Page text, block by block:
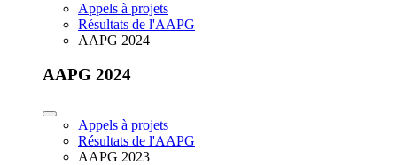
Appels à projets
Résultats de l'AAPG
AAPG 2024
AAPG 2024
Appels à projets
Résultats de l'AAPG
AAPG 2023